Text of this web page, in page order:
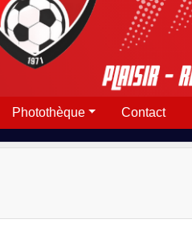
Photothèque Contact